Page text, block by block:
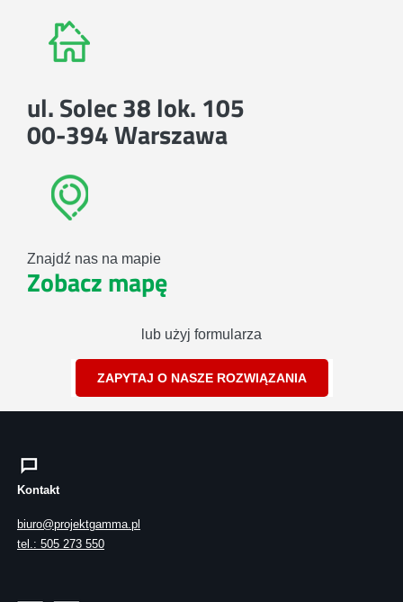
ul. Solec 38 lok. 105
00-394 Warszawa
Znajdź nas na mapie
Zobacz mapę
lub użyj formularza
ZAPYTAJ O NASZE ROZWIĄZANIA
Kontakt
biuro@projektgamma.pl
tel.: 505 273 550